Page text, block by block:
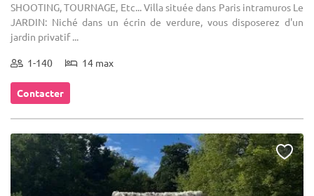
SHOOTING, TOURNAGE, Etc... Villa située dans Paris intramuros Le
JARDIN: Niché dans un écrin de verdure, vous disposerez d'un
jardin privatif ...
1-140 14 max
Contacter